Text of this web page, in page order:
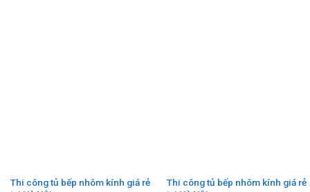
Thi công tủ bếp nhôm kính giá rẻ
Thi công tủ bếp nhôm kính giá rẻ